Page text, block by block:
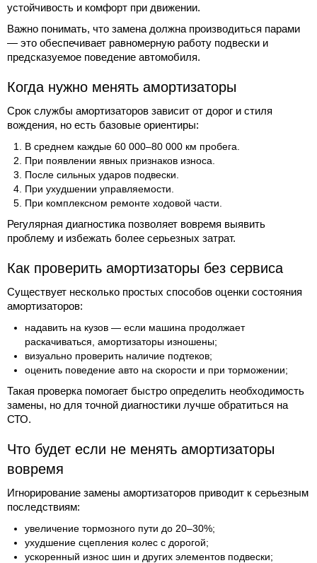
устойчивость и комфорт при движении.
Важно понимать, что замена должна производиться парами
— это обеспечивает равномерную работу подвески и
предсказуемое поведение автомобиля.
Когда нужно менять амортизаторы
Срок службы амортизаторов зависит от дорог и стиля
вождения, но есть базовые ориентиры:
В среднем каждые 60 000–80 000 км пробега.
При появлении явных признаков износа.
После сильных ударов подвески.
При ухудшении управляемости.
При комплексном ремонте ходовой части.
Регулярная диагностика позволяет вовремя выявить
проблему и избежать более серьезных затрат.
Как проверить амортизаторы без сервиса
Существует несколько простых способов оценки состояния
амортизаторов:
надавить на кузов — если машина продолжает
раскачиваться, амортизаторы изношены;
визуально проверить наличие подтеков;
оценить поведение авто на скорости и при торможении;
Такая проверка помогает быстро определить необходимость
замены, но для точной диагностики лучше обратиться на
СТО.
Что будет если не менять амортизаторы
вовремя
Игнорирование замены амортизаторов приводит к серьезным
последствиям:
увеличение тормозного пути до 20–30%;
ухудшение сцепления колес с дорогой;
ускоренный износ шин и других элементов подвески;